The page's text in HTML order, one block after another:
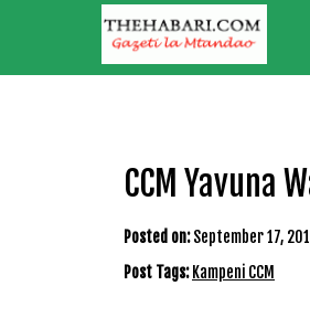
CCM Yavuna
Posted on: September 17,
Post Tags: Kampeni CCM